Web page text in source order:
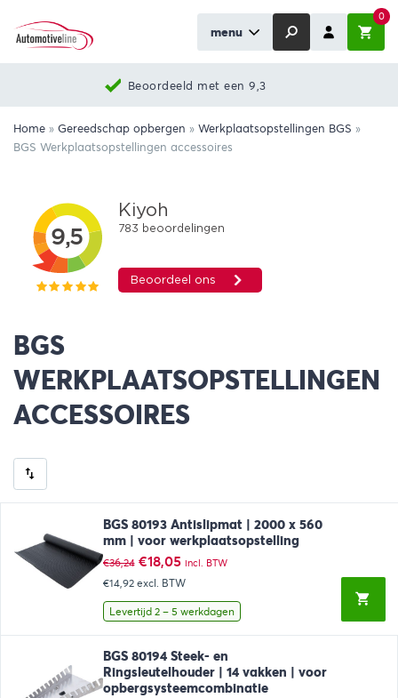
menu
0
Beoordeeld met een 9,3
Home » Gereedschap opbergen » Werkplaatsopstellingen BGS »
BGS Werkplaatsopstellingen accessoires
BGS
WERKPLAATSOPSTELLINGEN
ACCESSOIRES
BGS 80193 Antislipmat | 2000 x 560
mm | voor werkplaatsopstelling
€36,24 Oorspronkelijke
prijs
was:
€36,24.
€18,05Huidige
prijs
is:
€18,05.
incl. BTW
€14,92 excl. BTW
Levertijd 2 – 5 werkdagen
BGS 80194 Steek- en
Ringsleutelhouder | 14 vakken | voor
opbergsysteemcombinatie